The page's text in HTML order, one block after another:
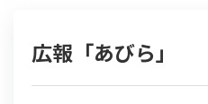
広報「あびら」